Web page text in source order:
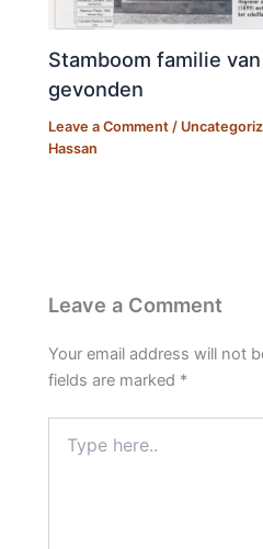
Stamboom familie
gevonden
Leave a Comment /
Hassan
Leave a Comment
Your email address will not
fields are marked *
here..